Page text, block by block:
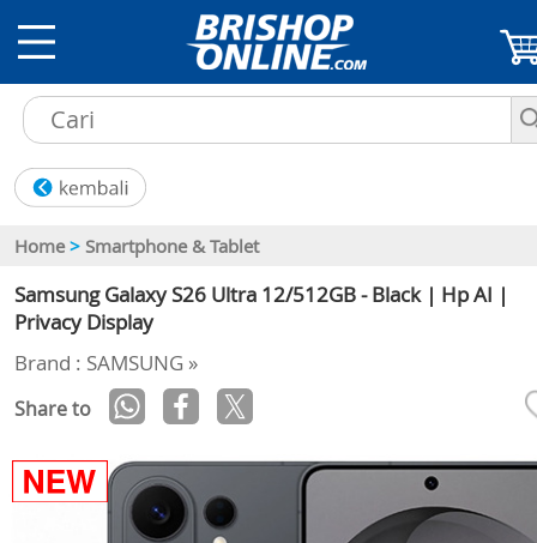
Home > Smartphone & Tablet
Samsung Galaxy S26 Ultra 12/512GB - Black | Hp AI |
Privacy Display
Brand : SAMSUNG »
Share to